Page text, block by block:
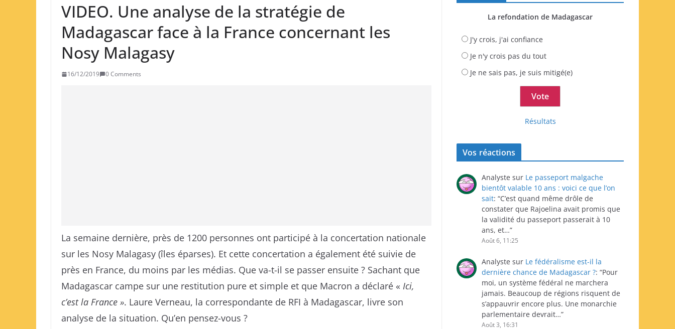
VIDEO. Une analyse de la stratégie de
Madagascar face à la France concernant les
Nosy Malagasy
16/12/2019 0 Comments
La semaine dernière, près de 1200 personnes ont participé à la concertation nationale
sur les Nosy Malagasy (îles éparses). Et cette concertation a également été suivie de
près en France, du moins par les médias. Que va-t-il se passer ensuite ? Sachant que
Madagascar campe sur une restitution pure et simple et que Macron a déclaré « Ici,
c’est la France ». Laure Verneau, la correspondante de RFI à Madagascar, livre son
analyse de la situation. Qu’en pensez-vous ?
La refondation de Madagascar
J'y crois, j'ai confiance
Je n'y crois pas du tout
Je ne sais pas, je suis mitigé(e)
Résultats
Vos réactions
Analyste sur Le passeport malgache
bientôt valable 10 ans : voici ce que l’on
sait: “C’est quand même drôle de
constater que Rajoelina avait promis que
la validité du passeport passerait à 10
ans, et…”
Août 6, 11:25
Analyste sur Le fédéralisme est-il la
dernière chance de Madagascar ?: “Pour
moi, un système fédéral ne marchera
jamais. Beaucoup de régions risquent de
s’appauvrir encore plus. Une monarchie
parlementaire devrait…”
Août 3, 16:31